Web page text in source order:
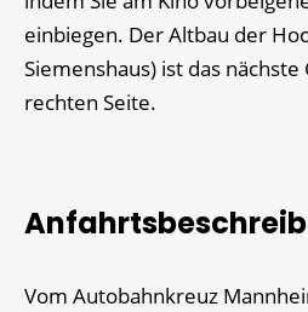
einbiegen. Der Altbau der
Siemenshaus) ist das
rechten Seite.
Vom Autobahnkreuz